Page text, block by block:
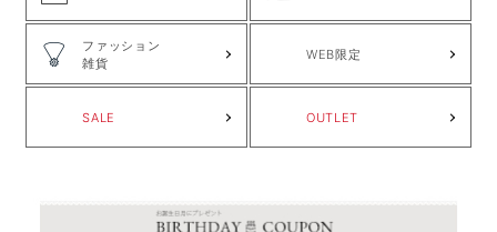
ファッション
雑貨
WEB限定
SALE OUTLET